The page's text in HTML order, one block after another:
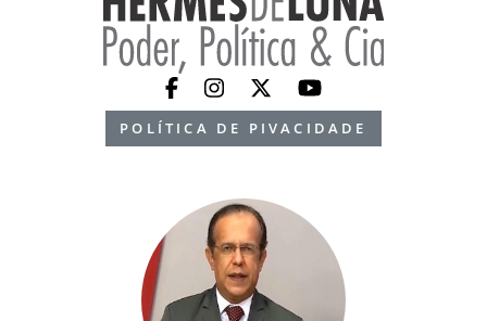
POLÍTICA DE PIVACIDADE